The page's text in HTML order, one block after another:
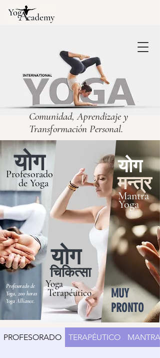
Comunidad, Aprendizaje y
Transformación Personal.
योग
Profesorado
योग
चिकित्सा
Yoga
योग
Mantra
मन्त्र
de Yoga
Yoga
Terapéutico
Profesorado de
Yoga, 200 horas
Yoga Alliance.
MUY
PRONTO
PROFESORADO TERAPÉUTICO MANTRA